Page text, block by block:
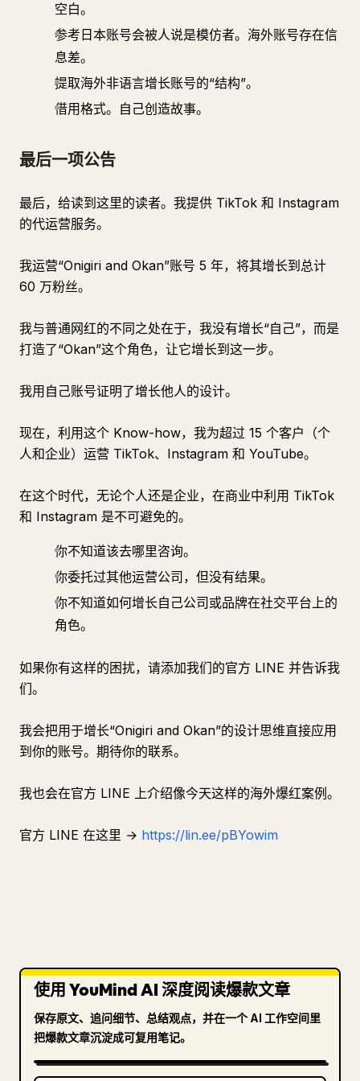
空白。
参考日本账号会被人说是模仿者。海外账号存在信
息差。
提取海外非语言增长账号的“结构”。
借用格式。自己创造故事。
最后一项公告
最后，给读到这里的读者。我提供 TikTok 和 Instagram
的代运营服务。
我运营“Onigiri and Okan”账号 5 年，将其增长到总计
60 万粉丝。
我与普通网红的不同之处在于，我没有增长“自己”，而是
打造了“Okan”这个角色，让它增长到这一步。
我用自己账号证明了增长他人的设计。
现在，利用这个 Know-how，我为超过 15 个客户（个
人和企业）运营 TikTok、Instagram 和 YouTube。
在这个时代，无论个人还是企业，在商业中利用 TikTok
和 Instagram 是不可避免的。
你不知道该去哪里咨询。
你委托过其他运营公司，但没有结果。
你不知道如何增长自己公司或品牌在社交平台上的
角色。
如果你有这样的困扰，请添加我们的官方 LINE 并告诉我
们。
我会把用于增长“Onigiri and Okan”的设计思维直接应用
到你的账号。期待你的联系。
我也会在官方 LINE 上介绍像今天这样的海外爆红案例。
官方 LINE 在这里 → https://lin.ee/pBYowim
使用 YouMind AI 深度阅读爆款文章
保存原文、追问细节、总结观点，并在一个 AI 工作空间里
把爆款文章沉淀成可复用笔记。